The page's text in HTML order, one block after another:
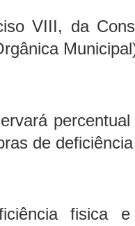
VIII, da
de
fisica e